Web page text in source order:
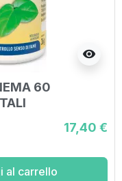
visibility
60
17,40 €
al carrello